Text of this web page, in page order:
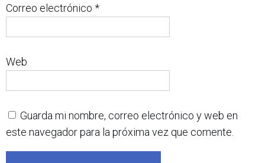
Correo electrónico *
Web
Guarda mi nombre, correo electrónico y web en
este navegador para la próxima vez que comente.